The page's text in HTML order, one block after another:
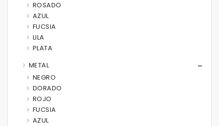
ROSADO
AZUL
FUCSIA
LILA
PLATA
METAL
NEGRO
DORADO
ROJO
FUCSIA
AZUL